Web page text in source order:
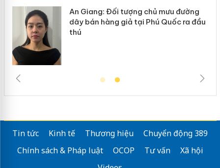
An Giang: Đối tượng chủ mưu đường
dây bán hàng giả tại Phú Quốc ra đầu
thú
Tin tức Kinh tế Thương hiệu
Chuyển động 389
Chính sách & Pháp luật
OCOP Tư vấn
Xã hội